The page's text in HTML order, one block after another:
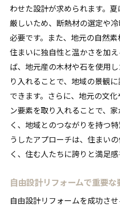
リフォームで取り入
自由設計で叶える理
安城市の気候に合
地元特性を活かした愛知
成功事例
地域特性を反映した
地元素材を活かした
成功事例にみる自由
地域に根付いた職人
地元の風土を考慮し
理想の住まいを叶える自
力
わせた設計が求められます。
厳しいため、断熱材の選定や
必要です。また、地元の自然素
住まいに独自性と温かさを加
ば、地元産の木材や石を使用
り入れることで、地域の景観
できます。さらに、地元の文
ン要素を取り入れることで、
く、地域とのつながりを持つ
うしたアプローチは、住まい
く、住む人たちに誇りと満足感
自由設計リフォームで重要な
自由設計リフォームを成功さ